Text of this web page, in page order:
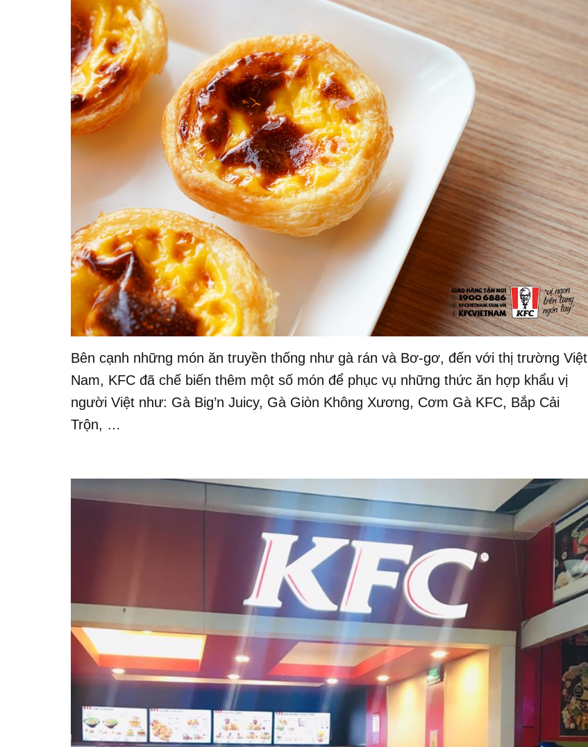
Bên cạnh những món ăn truyền thống như gà rán và Bơ-gơ, đến với thị trường Việt
Nam, KFC đã chế biến thêm một số món để phục vụ những thức ăn hợp khẩu vị
người Việt như: Gà Big’n Juicy, Gà Giòn Không Xương, Cơm Gà KFC, Bắp Cải
Trộn, …